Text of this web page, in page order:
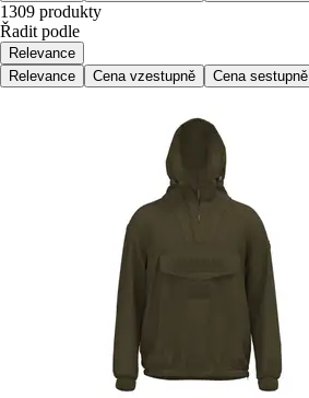
1309 produkty
Řadit podle
Relevance
Relevance
Cena vzestupně Cena sestupně